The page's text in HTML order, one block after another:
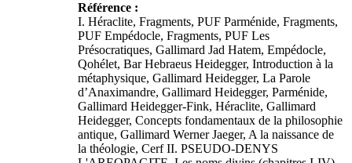
Référence :
I. Héraclite, Fragments, PUF Parménide, Fragments,
PUF Empédocle, Fragments, PUF Les
Présocratiques, Gallimard Jad Hatem, Empédocle,
Qohélet, Bar Hebraeus Heidegger, Introduction à la
métaphysique, Gallimard Heidegger, La Parole
d’Anaximandre, Gallimard Heidegger, Parménide,
Gallimard Heidegger-Fink, Héraclite, Gallimard
Heidegger, Concepts fondamentaux de la philosophie
antique, Gallimard Werner Jaeger, A la naissance de
la théologie, Cerf II. PSEUDO-DENYS